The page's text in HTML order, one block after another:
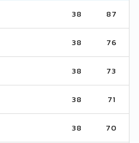
38 87
38 76
38 73
38 71
38 70